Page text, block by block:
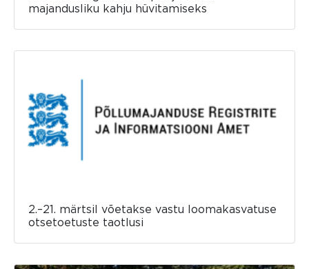
majandusliku kahju hüvitamiseks
2.–21. märtsil võetakse vastu loomakasvatuse
otsetoetuste taotlusi